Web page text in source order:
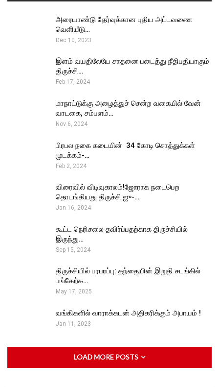
அரையாண்டு தேர்வுக்கான புதிய அட்டவணை
வெளியீடு…
Dec 10, 2023
இளம் வயதிலேயே சாதனை படைத்து நீதிபதியாகும்
திருச்சி…
Feb 17, 2024
மாநாட்டுக்கு அழைத்துச் சென்ற வகையில் வேன்
வாடகை, சம்பளம்…
Nov 6, 2024
பிரபல நகை கடையின் ₹ 34 கோடி சொத்துக்கள்
முடக்கம்-…
Feb 2, 2024
விரைவில் விடிவுகாலம்!ஜோராக நடைபெற
தொடங்கியது திருச்சி ஜு-…
Jan 16, 2024
கூட்ட நெரிசலை தவிர்ப்பதற்காக திருச்சியில்
இருந்து…
Sep 15, 2024
திருச்சியில் பரபரப்பு: தந்தையின் இறுதி சடங்கில்
பங்கேற்க…
May 17, 2025
வங்கிகளில் வாராக்கடன் அதிகரிக்கும் அபாயம் !
Jan 11, 2023
LOAD MORE POSTS